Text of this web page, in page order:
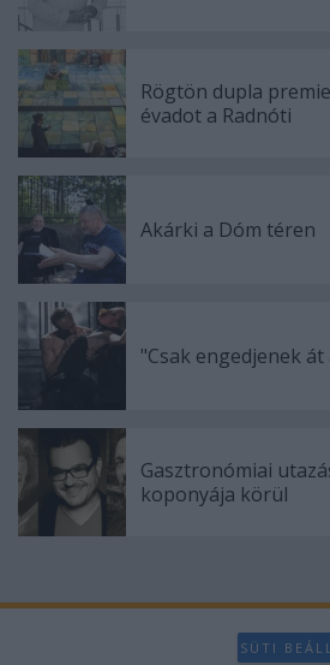
Rögtön dupla
évadot a Radnóti
Akárki a Dóm téren
"Csak engedjenek
Gasztronómiai
koponyája körül
SÜTI